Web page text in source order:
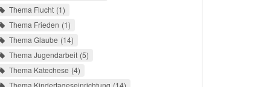
Thema Flucht 1
Thema Frieden 1
Thema Glaube 14
Thema Jugendarbeit 5
Thema Katechese 4
Thema Kindertageseinrichtung 14